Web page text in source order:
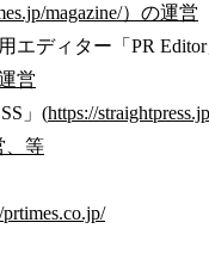
magazine/）の運営
エディター「PR Editor
営
」(https://
、等
prtimes.co.jp/